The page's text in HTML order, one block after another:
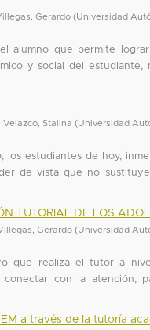
Gerardo (Universidad
alumno que permite
y social del estudiante,
Velazco, Stalina (Universidad
los estudiantes de hoy,
de vista que no
TUTORIAL DE LOS
Gerardo (Universidad
que realiza el tutor a
con la atención,
a través de la tutoría